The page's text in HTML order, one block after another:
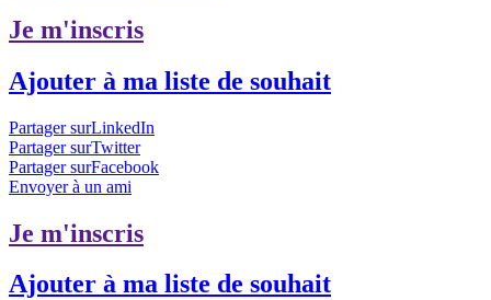
Je m'inscris
Ajouter à ma liste de souhait
Partager surLinkedIn
Partager surTwitter
Partager surFacebook
Envoyer à un ami
Je m'inscris
Ajouter à ma liste de souhait